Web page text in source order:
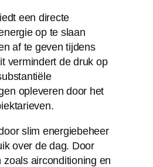
een directe
op te slaan
af te geven tijdens
vermindert de druk op
opleveren door het
slim energiebeheer
over de dag. Door
zoals airconditioning en